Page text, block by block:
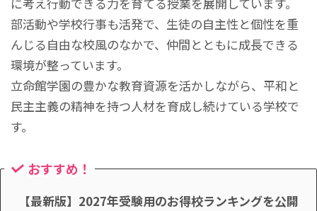
部活動や学校行事も活発で、生徒の自主性と個性を重
んじる自由な校風のなかで、仲間とともに成長できる
環境が整っています。
立命館学園の豊かな教育資源を活かしながら、平和と
民主主義の精神を持つ人材を育成し続けている学校で
す。
おすすめ！
【最新版】2027年受験用のお得校ランキングを公開